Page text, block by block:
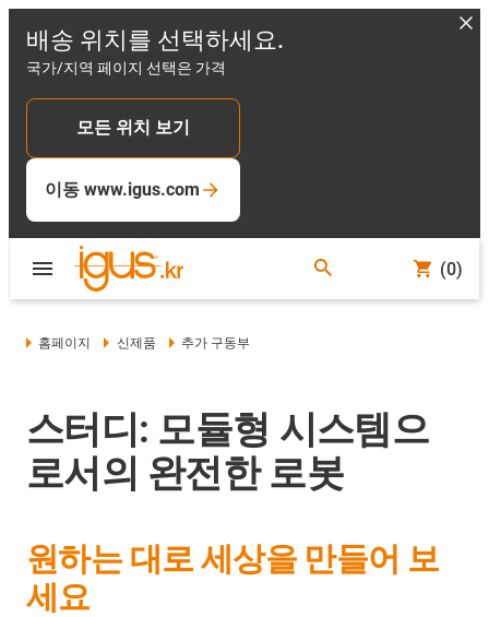
배송 위치를 선택하세요.
국가/지역 페이지 선택은 가격
모든 위치 보기
이동 www.igus.com
(0)
홈페이지 신제품 추가 구동부
스터디: 모듈형 시스템으
로서의 완전한 로봇
원하는 대로 세상을 만들어 보
세요